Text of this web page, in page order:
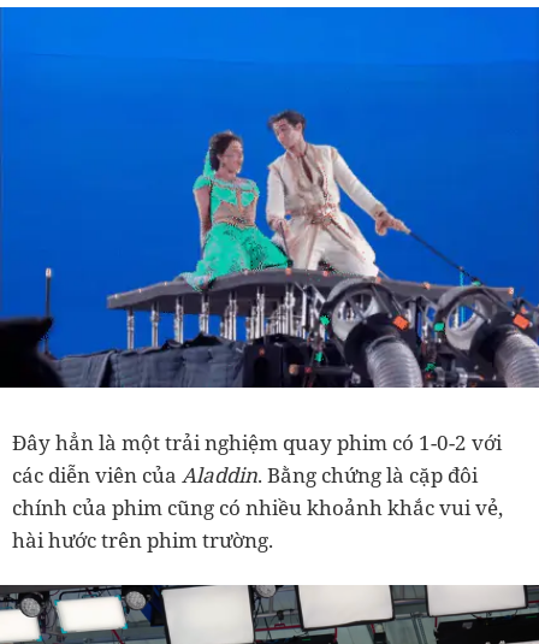
Đây hẳn là một trải nghiệm quay phim có 1-0-2 với
các diễn viên của Aladdin. Bằng chứng là cặp đôi
chính của phim cũng có nhiều khoảnh khắc vui vẻ,
hài hước trên phim trường.